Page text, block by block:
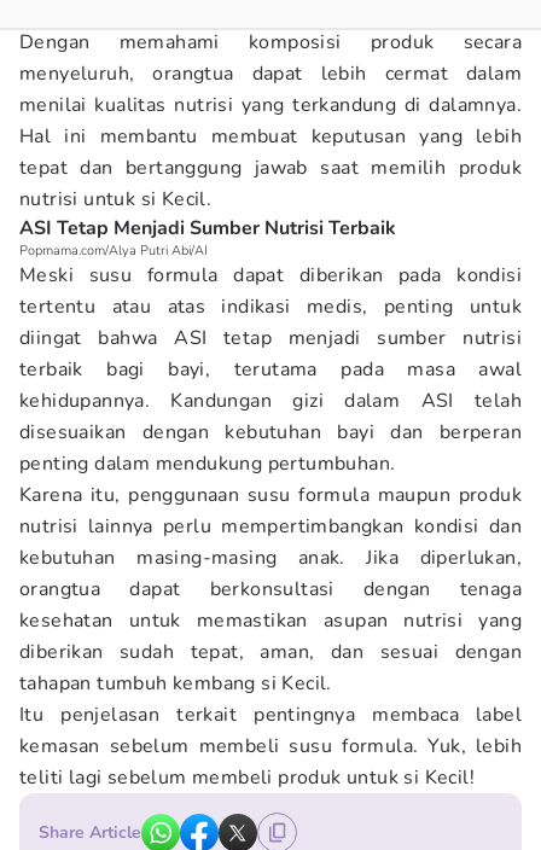
Dengan memahami komposisi produk secara
menyeluruh, orangtua dapat lebih cermat dalam
menilai kualitas nutrisi yang terkandung di dalamnya.
Hal ini membantu membuat keputusan yang lebih
tepat dan bertanggung jawab saat memilih produk
nutrisi untuk si Kecil.
ASI Tetap Menjadi Sumber Nutrisi Terbaik
Popmama.com/Alya Putri Abi/AI
Meski susu formula dapat diberikan pada kondisi
tertentu atau atas indikasi medis, penting untuk
diingat bahwa ASI tetap menjadi sumber nutrisi
terbaik bagi bayi, terutama pada masa awal
kehidupannya. Kandungan gizi dalam ASI telah
disesuaikan dengan kebutuhan bayi dan berperan
penting dalam mendukung pertumbuhan.
Karena itu, penggunaan susu formula maupun produk
nutrisi lainnya perlu mempertimbangkan kondisi dan
kebutuhan masing-masing anak. Jika diperlukan,
orangtua dapat berkonsultasi dengan tenaga
kesehatan untuk memastikan asupan nutrisi yang
diberikan sudah tepat, aman, dan sesuai dengan
tahapan tumbuh kembang si Kecil.
Itu penjelasan terkait pentingnya membaca label
kemasan sebelum membeli susu formula. Yuk, lebih
teliti lagi sebelum membeli produk untuk si Kecil!
Share Article